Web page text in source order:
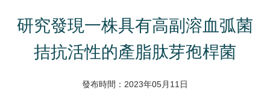
研究發現一株具有高副溶血弧菌
拮抗活性的產脂肽芽孢桿菌
發布時間：2023年05月11日